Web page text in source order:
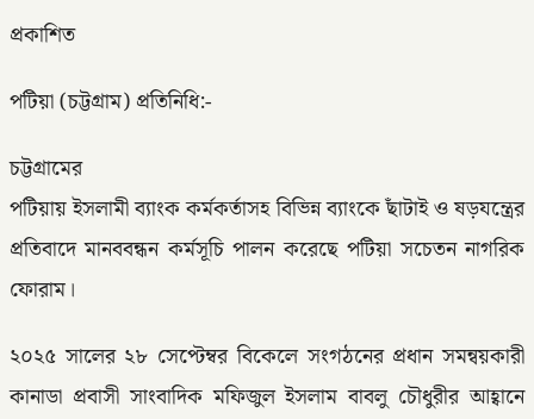
প্রকাশিত
পটিয়া (চট্টগ্রাম) প্রতিনিধি:-
চট্টগ্রামের
পটিয়ায় ইসলামী ব্যাংক কর্মকর্তাসহ বিভিন্ন ব্যাংকে ছাঁটাই ও ষড়যন্ত্রের
প্রতিবাদে মানববন্ধন কর্মসূচি পালন করেছে পটিয়া সচেতন নাগরিক
ফোরাম।
২০২৫ সালের ২৮ সেপ্টেম্বর বিকেলে সংগঠনের প্রধান সমন্বয়কারী
কানাডা প্রবাসী সাংবাদিক মফিজুল ইসলাম বাবলু চৌধুরীর আহ্বানে